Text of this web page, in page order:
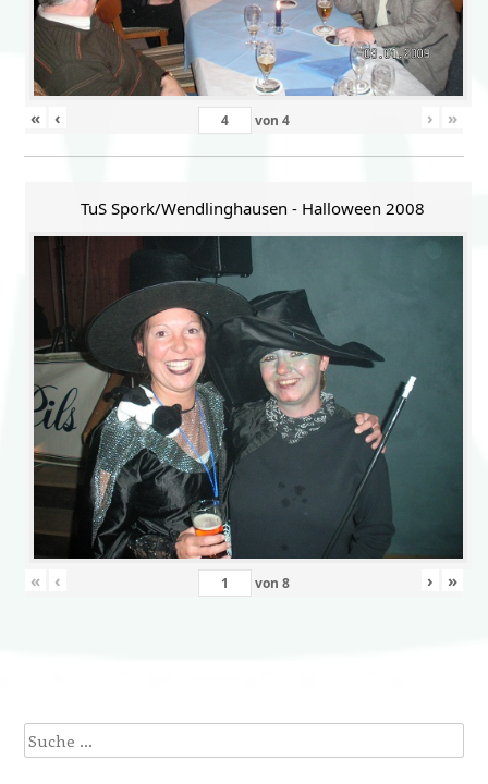
« ‹ von 4 › »
TuS Spork/Wendlinghausen - Halloween 2008
« ‹ von 8 › »
Suche